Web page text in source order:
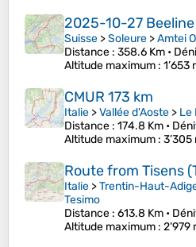
2025-10-27 Beeline
Suisse >Soleure >Amtei
Distance : 358.6 Km •
Altitude maximum : 1’653
CMUR 173 km
Italie >Vallée d'Aoste > Le
Distance : 174.8 Km •
Altitude maximum : 3’305
Route from Tisens
Italie >Trentin-Haut-
Tesimo
Distance : 613.8 Km •
Altitude maximum : 2’979